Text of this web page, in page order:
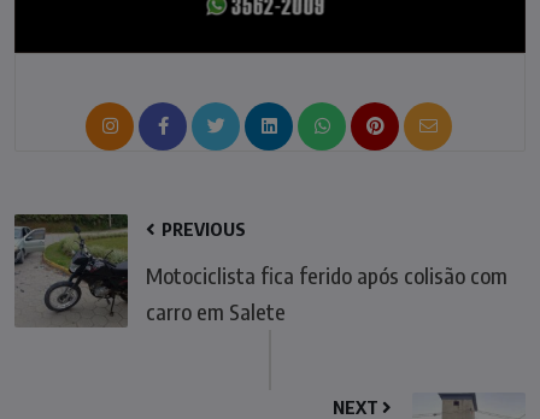
PREVIOUS
Motociclista fica ferido após colisão com
carro em Salete
NEXT